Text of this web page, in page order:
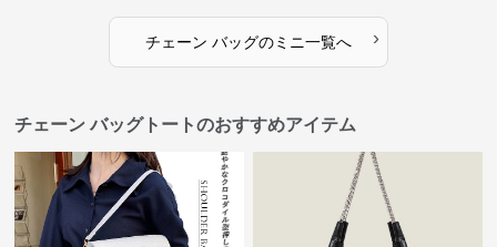
チェーン バッグのミニ一覧へ ›
チェーン バッグトートのおすすめアイテム